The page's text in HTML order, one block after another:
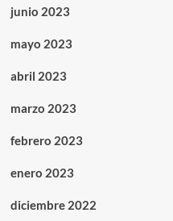
junio 2023
mayo 2023
abril 2023
marzo 2023
febrero 2023
enero 2023
diciembre 2022